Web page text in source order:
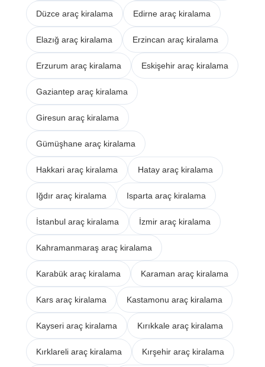
Düzce araç kiralama Edirne araç kiralama
Elazığ araç kiralama Erzincan araç kiralama
Erzurum araç kiralama Eskişehir araç kiralama
Gaziantep araç kiralama
Giresun araç kiralama
Gümüşhane araç kiralama
Hakkari araç kiralama Hatay araç kiralama
Iğdır araç kiralama Isparta araç kiralama
İstanbul araç kiralama İzmir araç kiralama
Kahramanmaraş araç kiralama
Karabük araç kiralama Karaman araç kiralama
Kars araç kiralama Kastamonu araç kiralama
Kayseri araç kiralama Kırıkkale araç kiralama
Kırklareli araç kiralama Kırşehir araç kiralama